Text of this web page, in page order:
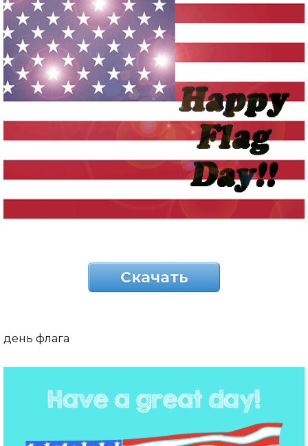
Скачать
день флага